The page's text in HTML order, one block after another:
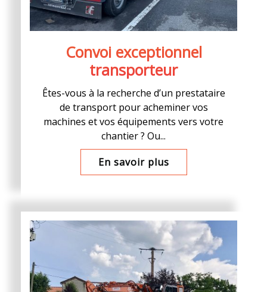
Convoi exceptionnel
transporteur
Êtes-vous à la recherche d’un prestataire
de transport pour acheminer vos
machines et vos équipements vers votre
chantier ? Ou...
En savoir plus